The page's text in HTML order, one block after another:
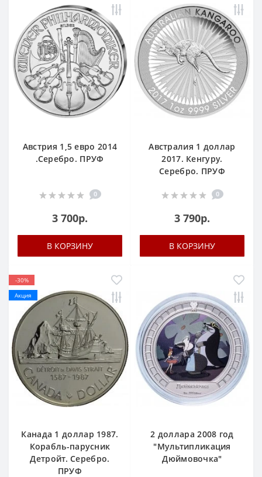
Австрия 1,5 евро 2014
.Серебро. ПРУФ
0
3 700р.
В КОРЗИНУ
Австралия 1 доллар
2017. Кенгуру.
Серебро. ПРУФ
0
3 790р.
В КОРЗИНУ
-30%
Акция
Канада 1 доллар 1987.
Корабль-парусник
Детройт. Серебро.
ПРУФ
2 доллара 2008 год
"Мультипликация
Дюймовочка"